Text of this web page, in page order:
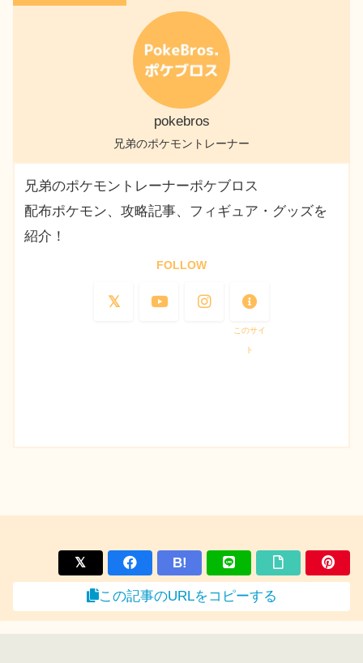
pokebros
兄弟のポケモントレーナー
兄弟のポケモントレーナーポケブロス
配布ポケモン、攻略記事、フィギュア・グッズを
紹介！
FOLLOW
このサイ
ト
B!
この記事のURLをコピーする